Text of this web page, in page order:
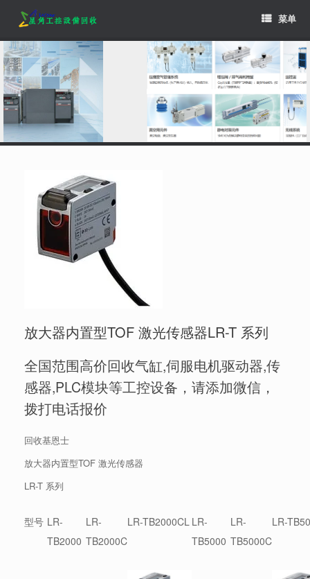
content
菜单
放大器内置型TOF 激光传感器LR-T 系列
全国范围高价回收气缸,伺服电机驱动器,传
感器,PLC模块等工控设备，请添加微信，
拨打电话报价
回收基恩士
放大器内置型TOF 激光传感器
LR-T 系列
型号 LR-
TB2000
LR-
TB2000C
LR-TB2000CL LR-
TB5000
LR-
TB5000C
LR-